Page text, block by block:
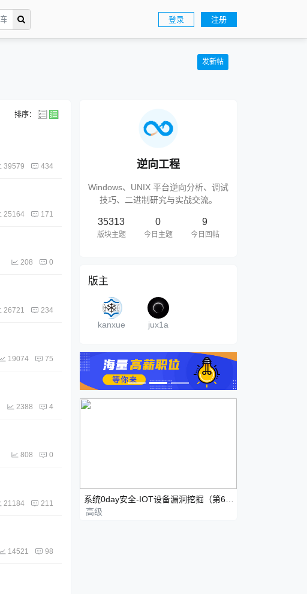
登录 注册
发新帖
排序：
39579 434
25164 171
208 0
26721 234
19074 75
2388 4
808 0
21184 211
14521 98
逆向工程
Windows、UNIX 平台逆向分析、调试
技巧、二进制研究与实战交流。
35313
版块主题
0
今日主题
9
今日回帖
版主
kanxue jux1a
系统0day安全-IOT设备漏洞挖掘（第6期）
高级